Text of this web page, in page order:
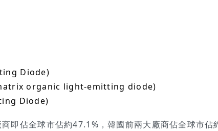
Diode)
matrix organic light-emitting diode)
Diode)
即佔全球市佔約47.1%，韓國前兩大廠商佔全球市佔